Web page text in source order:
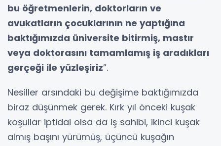
bu öğretmenlerin, doktorların ve
avukatların çocuklarının ne yaptığına
baktığımızda üniversite bitirmiş, mastır
veya doktorasını tamamlamış iş aradıkları
gerçeği ile yüzleşiriz”.
Nesiller arsındaki bu değişime baktığımızda
biraz düşünmek gerek. Kırk yıl önceki kuşak
koşullar iptidai olsa da iş sahibi, ikinci kuşak
almış başını yürümüş, üçüncü kuşağın